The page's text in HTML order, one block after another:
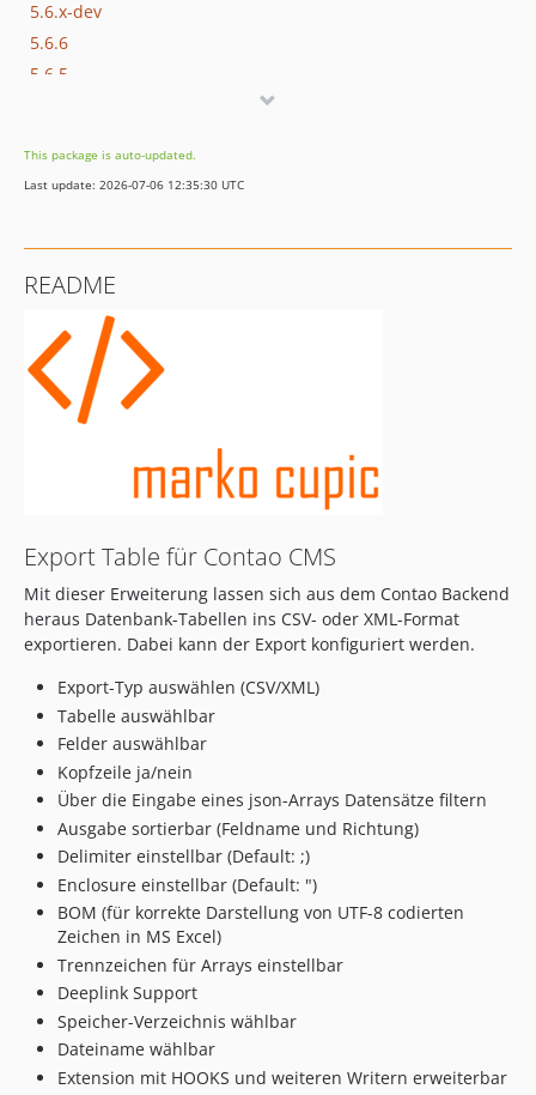
5.6.x-dev
5.6.6
5.6.5
5.6.2
5.6.1
5.5.3
5.5.1
5.4.1
5.3.12
5.3.7
5.3.6
5.3.3
5.3.2
5.3.0
5.2.2
5.2.1
5.2.0
5.1.4
5.1.3
5.1.2
4.0.4
3.3.1
This package is auto-updated.
Last update: 2026-07-06 12:35:30 UTC
README
Export Table für Contao CMS
Mit dieser Erweiterung lassen sich aus dem Contao Backend
heraus Datenbank-Tabellen ins CSV- oder XML-Format
exportieren. Dabei kann der Export konfiguriert werden.
Export-Typ auswählen (CSV/XML)
Tabelle auswählbar
Felder auswählbar
Kopfzeile ja/nein
Über die Eingabe eines json-Arrays Datensätze filtern
Ausgabe sortierbar (Feldname und Richtung)
Delimiter einstellbar (Default: ;)
Enclosure einstellbar (Default: ")
BOM (für korrekte Darstellung von UTF-8 codierten
Zeichen in MS Excel)
Trennzeichen für Arrays einstellbar
Deeplink Support
Speicher-Verzeichnis wählbar
Dateiname wählbar
Extension mit HOOKS und weiteren Writern erweiterbar